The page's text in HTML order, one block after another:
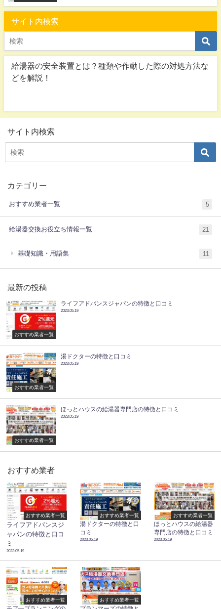
サイト内検索
給湯器の安全装置とは？種類や作動した際の対処方法な
どを解説！
サイト内検索
カテゴリー
おすすめ業者一覧 5
給湯器交換お役立ち情報一覧 21
基礎知識・用語集 11
最新の投稿
おすすめ業者一覧
ライフアドバンスジャパンの特徴と口コミ
2023.05.19
おすすめ業者一覧
湯ドクターの特徴と口コミ
2023.05.19
おすすめ業者一覧
ほっとハウスの給湯器専門店の特徴と口コミ
2023.05.19
おすすめ業者
おすすめ業者一覧
ライフアドバンスジ
ャパンの特徴と口コ
ミ
2023.05.19
おすすめ業者一覧
湯ドクターの特徴と口
コミ
2023.05.19
おすすめ業者一覧
ほっとハウスの給湯器
専門店の特徴と口コミ
2023.05.19
おすすめ業者一覧 おすすめ業者一覧